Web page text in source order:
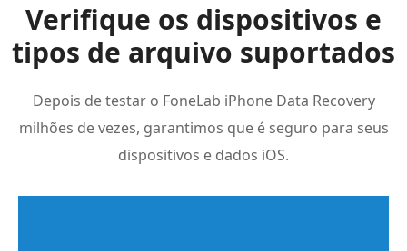
Verifique os dispositivos e
tipos de arquivo suportados
Depois de testar o FoneLab iPhone Data Recovery
milhões de vezes, garantimos que é seguro para seus
dispositivos e dados iOS.